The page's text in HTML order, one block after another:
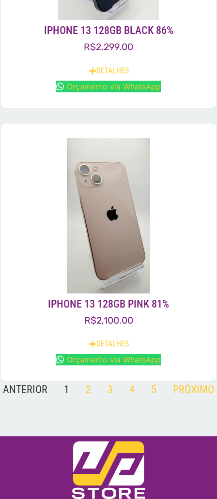
IPHONE 13 128GB BLACK 86%
R$2,299.00
DETALHES
Orçamento via WhatsApp
IPHONE 13 128GB PINK 81%
R$2,100.00
DETALHES
Orçamento via WhatsApp
ANTERIOR 1 2 3 4 5 PRÓXIMO